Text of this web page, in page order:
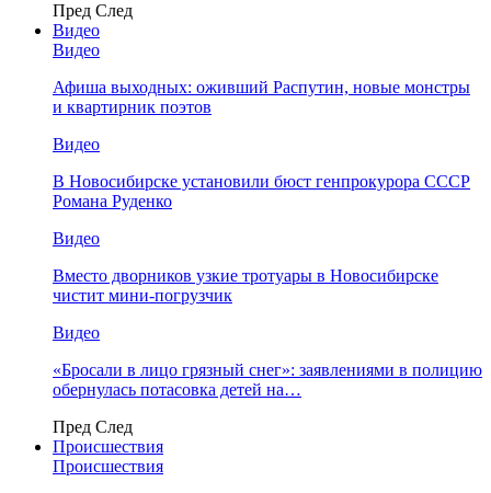
Пред След
Видео
Видео
Афиша выходных: оживший Распутин, новые монстры
и квартирник поэтов
Видео
В Новосибирске установили бюст генпрокурора СССР
Романа Руденко
Видео
Вместо дворников узкие тротуары в Новосибирске
чистит мини-погрузчик
Видео
«Бросали в лицо грязный снег»: заявлениями в полицию
обернулась потасовка детей на…
Пред След
Происшествия
Происшествия